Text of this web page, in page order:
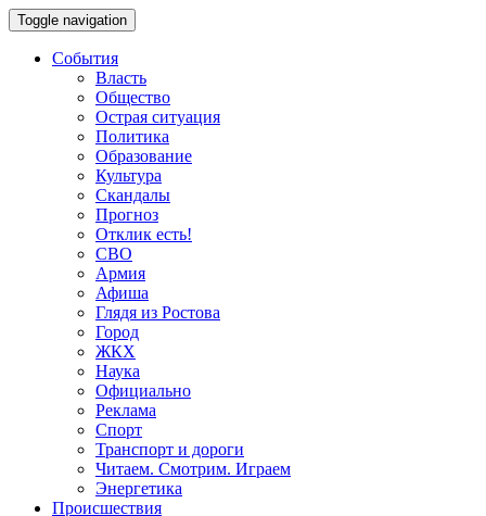
Toggle navigation
События
Власть
Общество
Острая ситуация
Политика
Образование
Культура
Скандалы
Прогноз
Отклик есть!
СВО
Армия
Афиша
Глядя из Ростова
Город
ЖКХ
Наука
Официально
Реклама
Спорт
Транспорт и дороги
Читаем. Смотрим. Играем
Энергетика
Происшествия